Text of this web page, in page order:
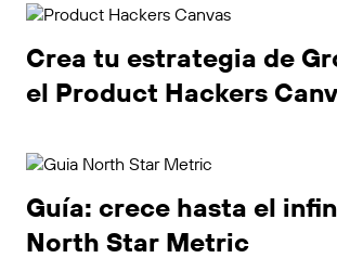
Crea tu estrategia de
el Product Hackers
Guía: crece hasta el
North Star Metric